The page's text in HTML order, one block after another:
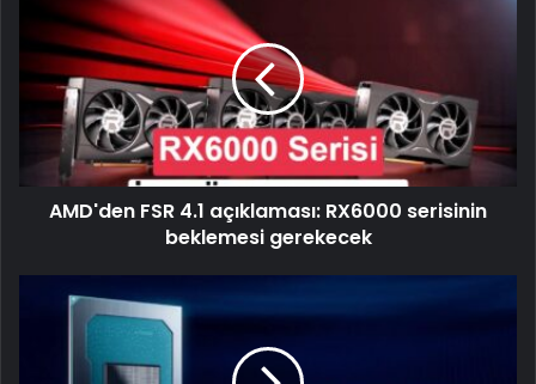
AMD'den FSR 4.1 açıklaması: RX6000 serisinin
beklemesi gerekecek